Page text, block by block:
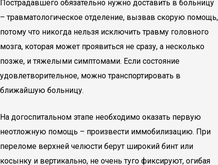
Пострадавшего обязательно нужно доставить в больницу
– травматологическое отделение, вызвав скорую помощь,
потому что никогда нельзя исключить травму головного
мозга, которая может проявиться не сразу, а несколько
позже, и тяжелыми симптомами. Если состояние
удовлетворительное, можно транспортировать в
ближайшую больницу.
На догоспитальном этапе необходимо оказать первую
неотложную помощь – произвести иммобилизацию. При
переломе верхней челюсти берут широкий бинт или
косынку и вертикально, не очень туго фиксируют, огибая